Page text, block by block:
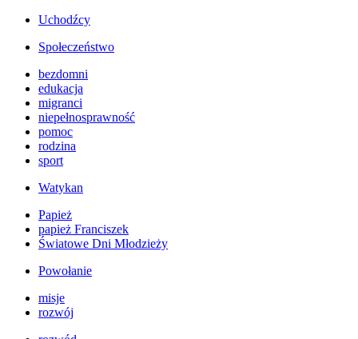
Uchodźcy
Społeczeństwo
bezdomni
edukacja
migranci
niepełnosprawność
pomoc
rodzina
sport
Watykan
Papież
papież Franciszek
Światowe Dni Młodzieży
Powołanie
misje
rozwój